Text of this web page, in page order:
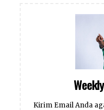
Kirim Email Anda